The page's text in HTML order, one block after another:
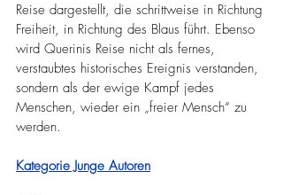
Reise dargestellt, die schrittweise in Richtung
Freiheit, in Richtung des Blaus führt. Ebenso
wird Querinis Reise nicht als fernes,
verstaubtes historisches Ereignis verstanden,
sondern als der ewige Kampf jedes
Menschen, wieder ein „freier Mensch“ zu
werden.
Kategorie Junge Autoren